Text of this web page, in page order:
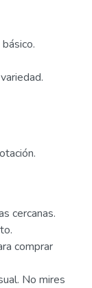
cercanas.
comprar
No mires